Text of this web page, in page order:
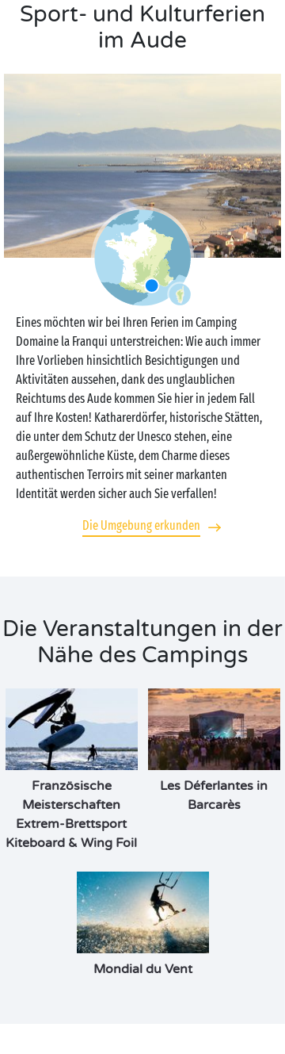
Sport- und Kulturferien
im Aude
Eines möchten wir bei Ihren Ferien im Camping
Domaine la Franqui unterstreichen: Wie auch immer
Ihre Vorlieben hinsichtlich Besichtigungen und
Aktivitäten aussehen, dank des unglaublichen
Reichtums des Aude kommen Sie hier in jedem Fall
auf Ihre Kosten! Katharerdörfer, historische Stätten,
die unter dem Schutz der Unesco stehen, eine
außergewöhnliche Küste, dem Charme dieses
authentischen Terroirs mit seiner markanten
Identität werden sicher auch Sie verfallen!
Die Umgebung erkunden
Die Veranstaltungen in der
Nähe des Campings
Französische
Meisterschaften
Extrem-Brettsport
Kiteboard & Wing Foil
Les Déferlantes in
Barcarès
Mondial du Vent